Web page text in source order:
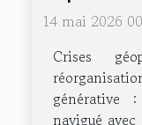
14 mai 2026
Crises
générative
navigué